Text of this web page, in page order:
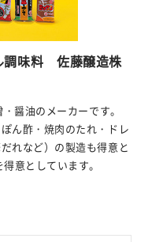
調味料 佐藤醸造株
醤油のメーカーです。
ん酢・焼肉のたれ・ドレ
れなど）の製造も得意と
意としています。